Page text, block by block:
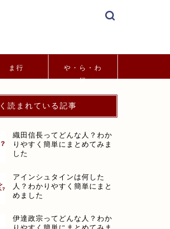
ま行
や・ら・わ
行
読まれている記事
織田信長ってどんな人？わか
りやすく簡単にまとめてみま
した
アインシュタインは何した
人？わかりやすく簡単にまと
めました
伊達政宗ってどんな人？わか